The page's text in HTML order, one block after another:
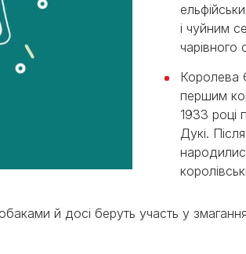
і чуйним
чарівного
Королева
першим
1933 році
Дукі.
й досі беруть участь у